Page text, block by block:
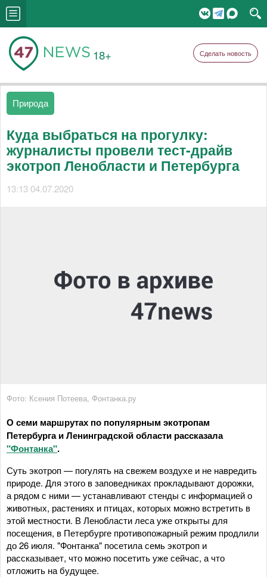
18+ Сделать новость
Природа
Куда выбраться на прогулку:
журналисты провели тест-драйв
экотроп Ленобласти и Петербурга
13:13 04.07.2020
Фото: Ксения Потеева, Фонтанка.ру
О семи маршрутах по популярным экотропам
Петербурга и Ленинградской области рассказала
"Фонтанка".
Суть экотроп — погулять на свежем воздухе и не навредить
природе. Для этого в заповедниках прокладывают дорожки,
а рядом с ними — устанавливают стенды с информацией о
животных, растениях и птицах, которых можно встретить в
этой местности. В Ленобласти леса уже открыты для
посещения, в Петербурге противопожарный режим продлили
до 26 июля. "Фонтанка" посетила семь экотроп и
рассказывает, что можно посетить уже сейчас, а что
отложить на будущее.